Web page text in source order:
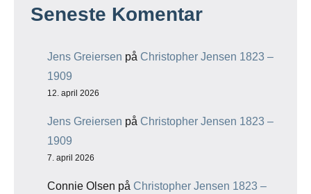
Seneste Komentar
Jens Greiersen på Christopher Jensen 1823 –
1909
12. april 2026
Jens Greiersen på Christopher Jensen 1823 –
1909
7. april 2026
Connie Olsen på Christopher Jensen 1823 –